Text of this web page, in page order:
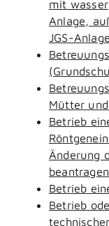
mit
Anlage,
JGS-
Mütter
Betrieb
Änderung
beantragen
Betrieb
Betrieb